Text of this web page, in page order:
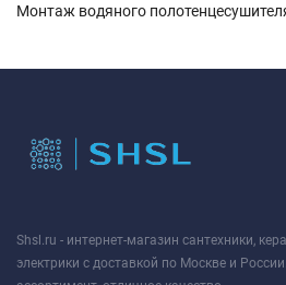
Монтаж водяного
Shsl.ru - интернет-магазин сантехники,
электрики с доставкой по Москве и